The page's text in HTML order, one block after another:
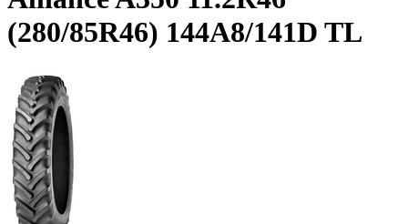
(280/85R46) 144A8/141D TL